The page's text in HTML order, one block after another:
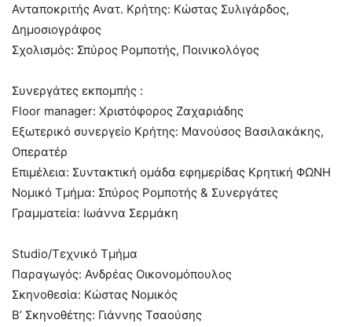
Ανταποκριτής Ανατ. Κρήτης: Κώστας Συλιγάρδος,
Δημοσιογράφος
Σχολισμός: Σπύρος Ρομποτής, Ποινικολόγος
Συνεργάτες εκπομπής :
Floor manager: Χριστόφορος Ζαχαριάδης
Εξωτερικό συνεργείο Κρήτης: Μανούσος Βασιλακάκης,
Οπερατέρ
Επιμέλεια: Συντακτική ομάδα εφημερίδας Κρητική ΦΩΝΗ
Νομικό Τμήμα: Σπύρος Ρομποτής & Συνεργάτες
Γραμματεία: Ιωάννα Σερμάκη
Studio/Τεχνικό Τμήμα
Παραγωγός: Ανδρέας Οικονομόπουλος
Σκηνοθεσία: Κώστας Νομικός
Β’ Σκηνοθέτης: Γιάννης Τσαούσης